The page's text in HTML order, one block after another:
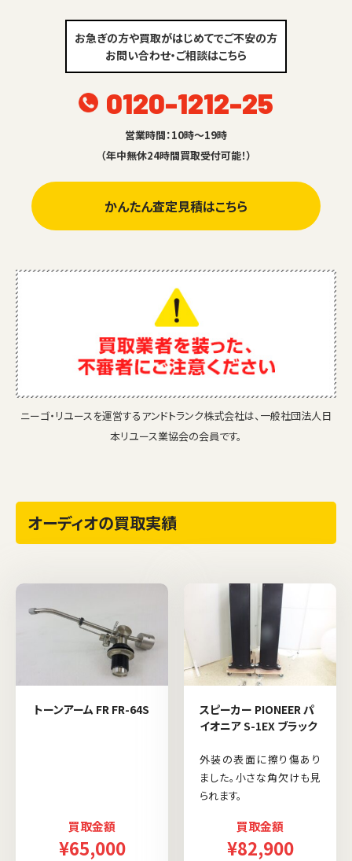
お急ぎの方や買取がはじめてでご不安の方
お問い合わせ・ご相談はこちら
0120-1212-25
営業時間：10時～19時
（年中無休24時間買取受付可能！）
かんたん査定見積はこちら
ニーゴ・リユースを運営するアンドトランク株式会社は、一般社団法人日
本リユース業協会の会員です。
オーディオの買取実績
トーンアーム FR FR-64S
買取金額
¥65,000
スピーカー PIONEER パ
イオニア S-1EX ブラック
外装の表面に擦り傷あり
ました。小さな角欠けも見
られます。
買取金額
¥82,900